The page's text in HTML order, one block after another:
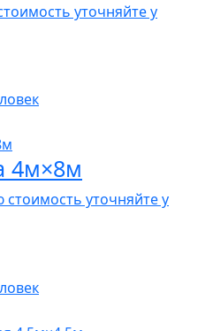
уточняйте у
4м×8м
уточняйте у